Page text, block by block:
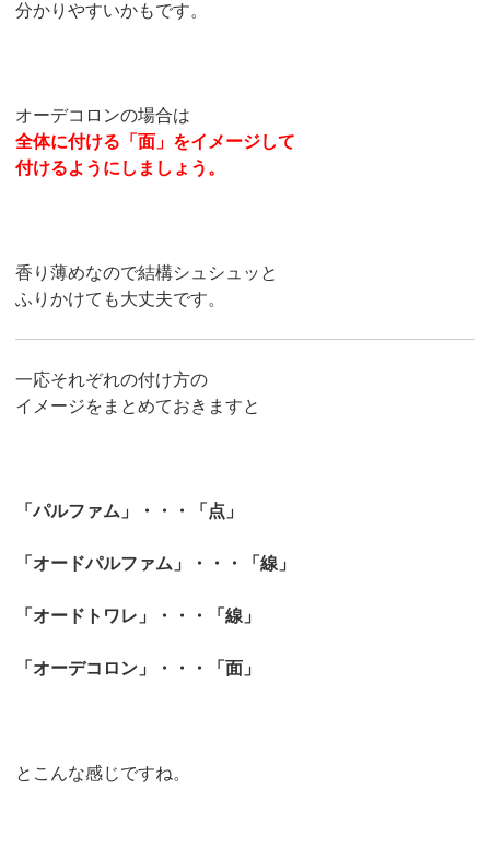
分かりやすいかもです。
オーデコロンの場合は
全体に付ける「面」をイメージして
付けるようにしましょう。
香り薄めなので結構シュシュッと
ふりかけても大丈夫です。
一応それぞれの付け方の
イメージをまとめておきますと
「パルファム」・・・「点」
「オードパルファム」・・・「線」
「オードトワレ」・・・「線」
「オーデコロン」・・・「面」
とこんな感じですね。